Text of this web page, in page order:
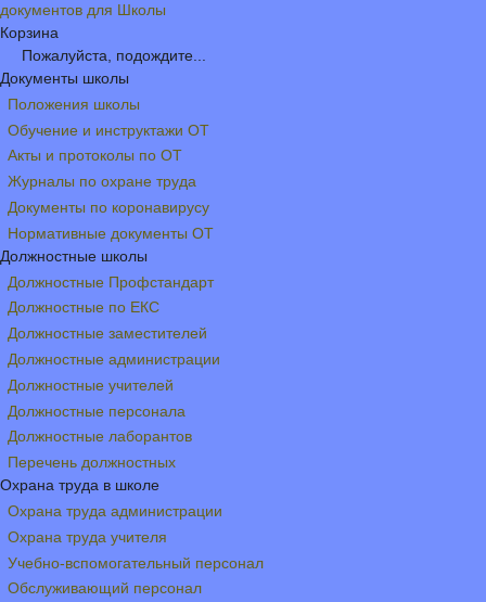
документов для Школы
Корзина
Пожалуйста, подождите...
Документы школы
Положения школы
Обучение и инструктажи ОТ
Акты и протоколы по ОТ
Журналы по охране труда
Документы по коронавирусу
Нормативные документы ОТ
Должностные школы
Должностные Профстандарт
Должностные по ЕКС
Должностные заместителей
Должностные администрации
Должностные учителей
Должностные персонала
Должностные лаборантов
Перечень должностных
Охрана труда в школе
Охрана труда администрации
Охрана труда учителя
Учебно-вспомогательный персонал
Обслуживающий персонал